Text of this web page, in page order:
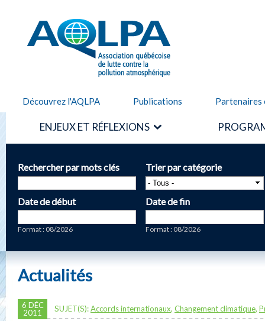
AQLPA
Découvrez l'AQLPA Publications Partenaires
ENJEUX ET RÉFLEXIONS
Rechercher par mots clés Trier par catégorie
Date de début
Format : 08/2026
Date de fin
Format : 08/2026
Actualités
6 DÉC
2011
SUJET(S):Accords internationaux, Changement climatique,